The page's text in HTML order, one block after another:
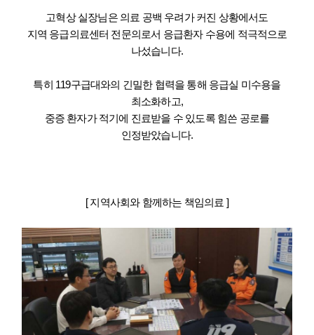
고혁상 실장님은 의료 공백 우려가 커진 상황에서도
지역 응급의료센터 전문의로서 응급환자 수용에 적극적으로
나섰습니다.
특히 119구급대와의 긴밀한 협력을 통해 응급실 미수용을
최소화하고,
중증 환자가 적기에 진료받을 수 있도록 힘쓴 공로를
인정받았습니다.
[ 지역사회와 함께하는 책임의료 ]